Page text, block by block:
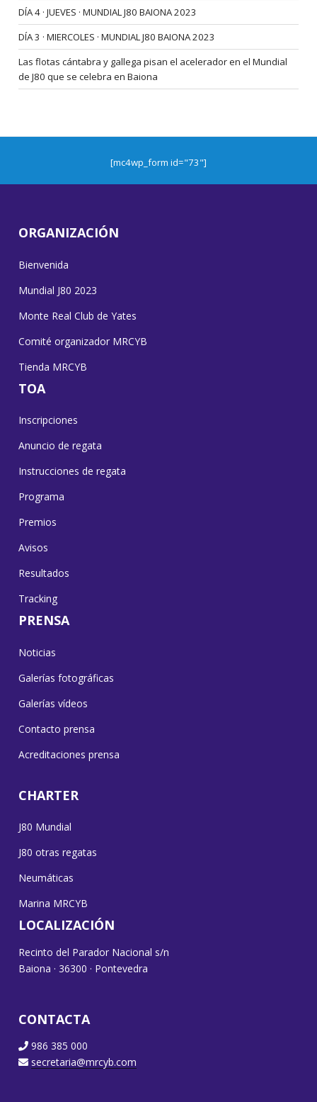
DÍA 4 · JUEVES · MUNDIAL J80 BAIONA 2023
DÍA 3 · MIERCOLES · MUNDIAL J80 BAIONA 2023
Las flotas cántabra y gallega pisan el acelerador en el Mundial
de J80 que se celebra en Baiona
[mc4wp_form id="73"]
ORGANIZACIÓN
Bienvenida
Mundial J80 2023
Monte Real Club de Yates
Comité organizador MRCYB
Tienda MRCYB
TOA
Inscripciones
Anuncio de regata
Instrucciones de regata
Programa
Premios
Avisos
Resultados
Tracking
PRENSA
Noticias
Galerías fotográficas
Galerías vídeos
Contacto prensa
Acreditaciones prensa
CHARTER
J80 Mundial
J80 otras regatas
Neumáticas
Marina MRCYB
LOCALIZACIÓN
Recinto del Parador Nacional s/n
Baiona · 36300 · Pontevedra
CONTACTA
986 385 000
secretaria@mrcyb.com